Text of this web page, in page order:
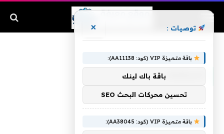
توصيات : ×
باقة متميزة VIP (كود: AA11138):
باقة باك لينك
تحسين محركات البحث SEO
باقة متميزة VIP (كود: AA38045):